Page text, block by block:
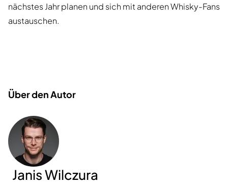
nächstes Jahr planen und sich mit anderen Whisky-Fans
austauschen.
Über den Autor
Janis Wilczura